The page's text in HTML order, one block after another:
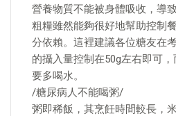
營養物質不能被身體吸收，導致
粗糧雖然能夠很好地幫助控制
分依賴。這裡建議各位糖友在
的攝入量控制在50g左右即可
要多喝水。
/糖尿病人不能喝粥/
粥即稀飯，其烹飪時間較長，